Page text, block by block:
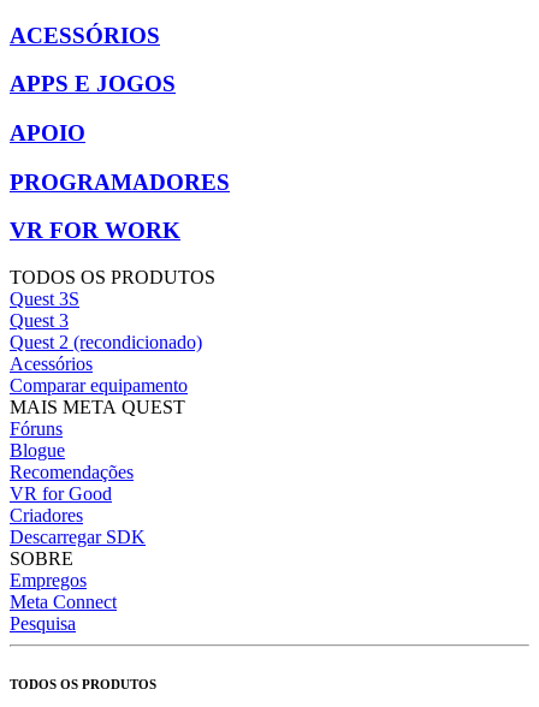
ACESSÓRIOS
APPS E JOGOS
APOIO
PROGRAMADORES
VR FOR WORK
TODOS OS PRODUTOS
Quest 3S
Quest 3
Quest 2 (recondicionado)
Acessórios
Comparar equipamento
MAIS META QUEST
Fóruns
Blogue
Recomendações
VR for Good
Criadores
Descarregar SDK
SOBRE
Empregos
Meta Connect
Pesquisa
TODOS OS PRODUTOS